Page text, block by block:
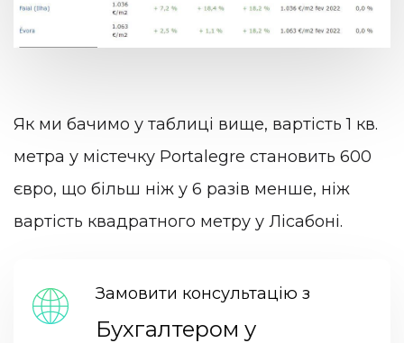
Як ми бачимо у таблиці вище, вартість 1 кв.
метра у містечку Portalegre становить 600
євро, що більш ніж у 6 разів менше, ніж
вартість квадратного метру у Лісабоні.
Замовити консультацію з
Бухгалтером у